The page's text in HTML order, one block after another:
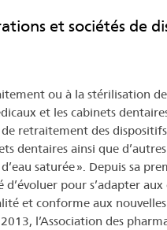
et sociétés de
ou à la stérilisation
et les cabinets
de retraitement des
dentaires ainsi que
saturée ». Depuis sa
pour s’adapter aux
et conforme aux nouvelles
l’Association des